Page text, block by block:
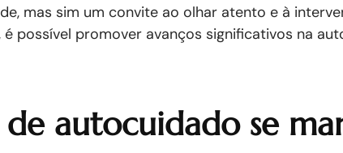
mas sim um convite ao olhar atento e à
possível promover avanços significativos na
autocuidado se